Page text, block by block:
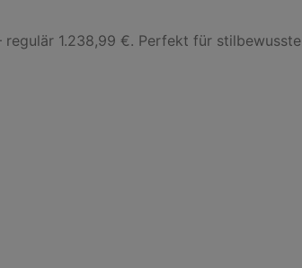
regulär 1.238,99 €. Perfekt für stilbewusste